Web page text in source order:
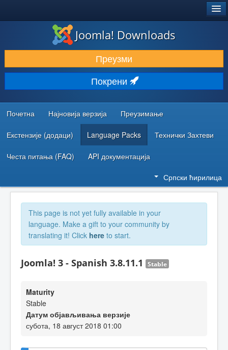
ПРЕУЗИМАЊЕ И ПРОШИРЕЊА (ЕКСТЕНЗИЈЕ)
ОТКРИЈТЕ И НАУЧИТЕ
ЗАЈЕДНИЦА И ПОДРШКА
РЕСУРСИ ЗА РАЗВОЈ
Joomla! Downloads
Преузми
Покрени
Почетна Најновија верзија Преузимање
Екстензије (додаци) Language Packs Технички Захтеви
Честа питања (FAQ) API документација
Српски ћирилица
This page is not yet fully available in your
language. Make a gift to your community by
translating it! Click here to start.
Joomla! 3 - Spanish 3.8.11.1 Stable
Maturity
Stable
Датум објављивања верзије
субота, 18 август 2018 01:00